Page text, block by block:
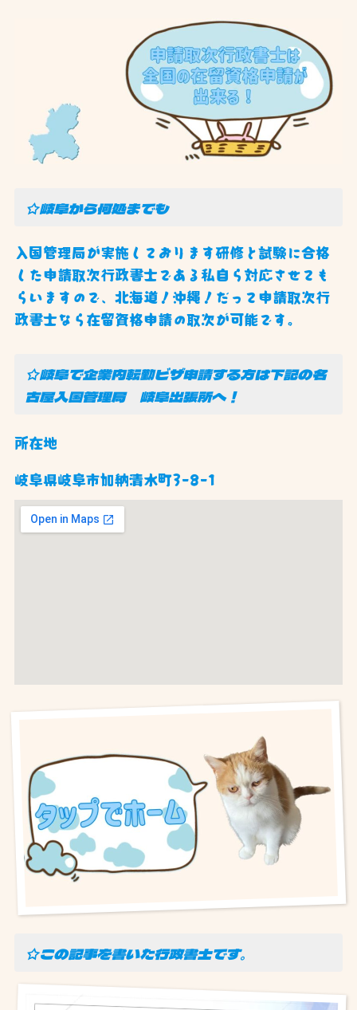
☆岐阜から何処までも
入国管理局が実施しております研修と試験に合格
した申請取次行政書士である私自ら対応させても
らいますので、北海道！沖縄！だって申請取次行
政書士なら在留資格申請の取次が可能です。
☆岐阜で企業内転勤ビザ申請する方は下記の名
古屋入国管理局 岐阜出張所へ！
所在地
岐阜県岐阜市加納清水町3-8-1
☆この記事を書いた行政書士です。